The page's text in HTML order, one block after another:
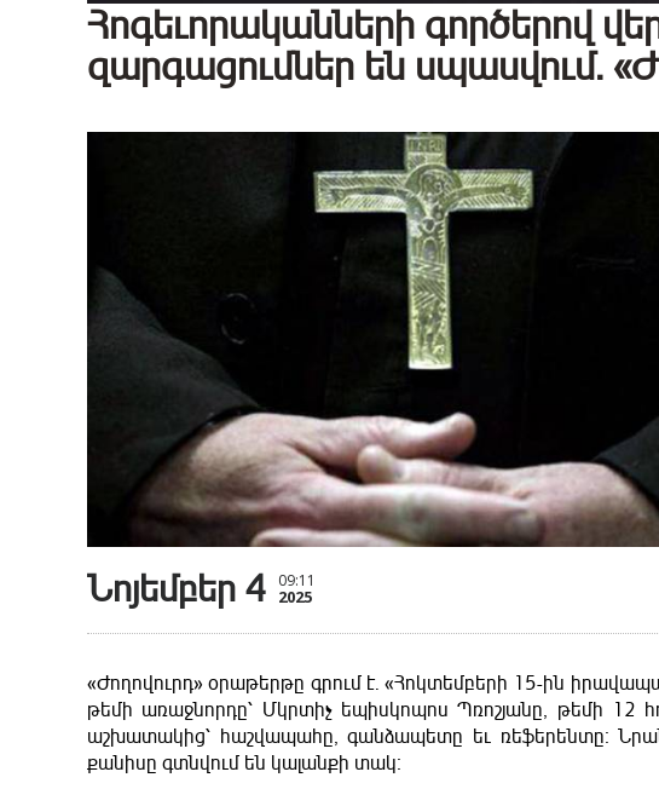
Հոգեւորականների գործերով
զարգացումներ են սպասվում․
Նոյեմբեր 4 09:11
2025
«Ժողովուրդ» օրաթերթը գրում է. «Հոկտեմբերի 15-ին
թեմի առաջնորդը՝ Մկրտիչ եպիսկոպոս Պռոշյանը, թեմի 12
աշխատակից՝ հաշվապահը, գանձապետը եւ ռեֆերենտը։
քանիսը գտնվում են կալանքի տակ։